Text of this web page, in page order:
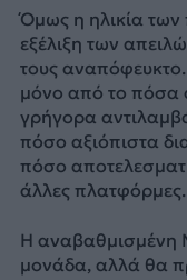
Όμως η ηλικία των
εξέλιξη των
τους
μόνο από το πόσα
γρήγορα
πόσο αξιόπιστα
πόσο
άλλες πλατφόρμες.
Η αναβαθμισμένη
μονάδα, αλλά θα